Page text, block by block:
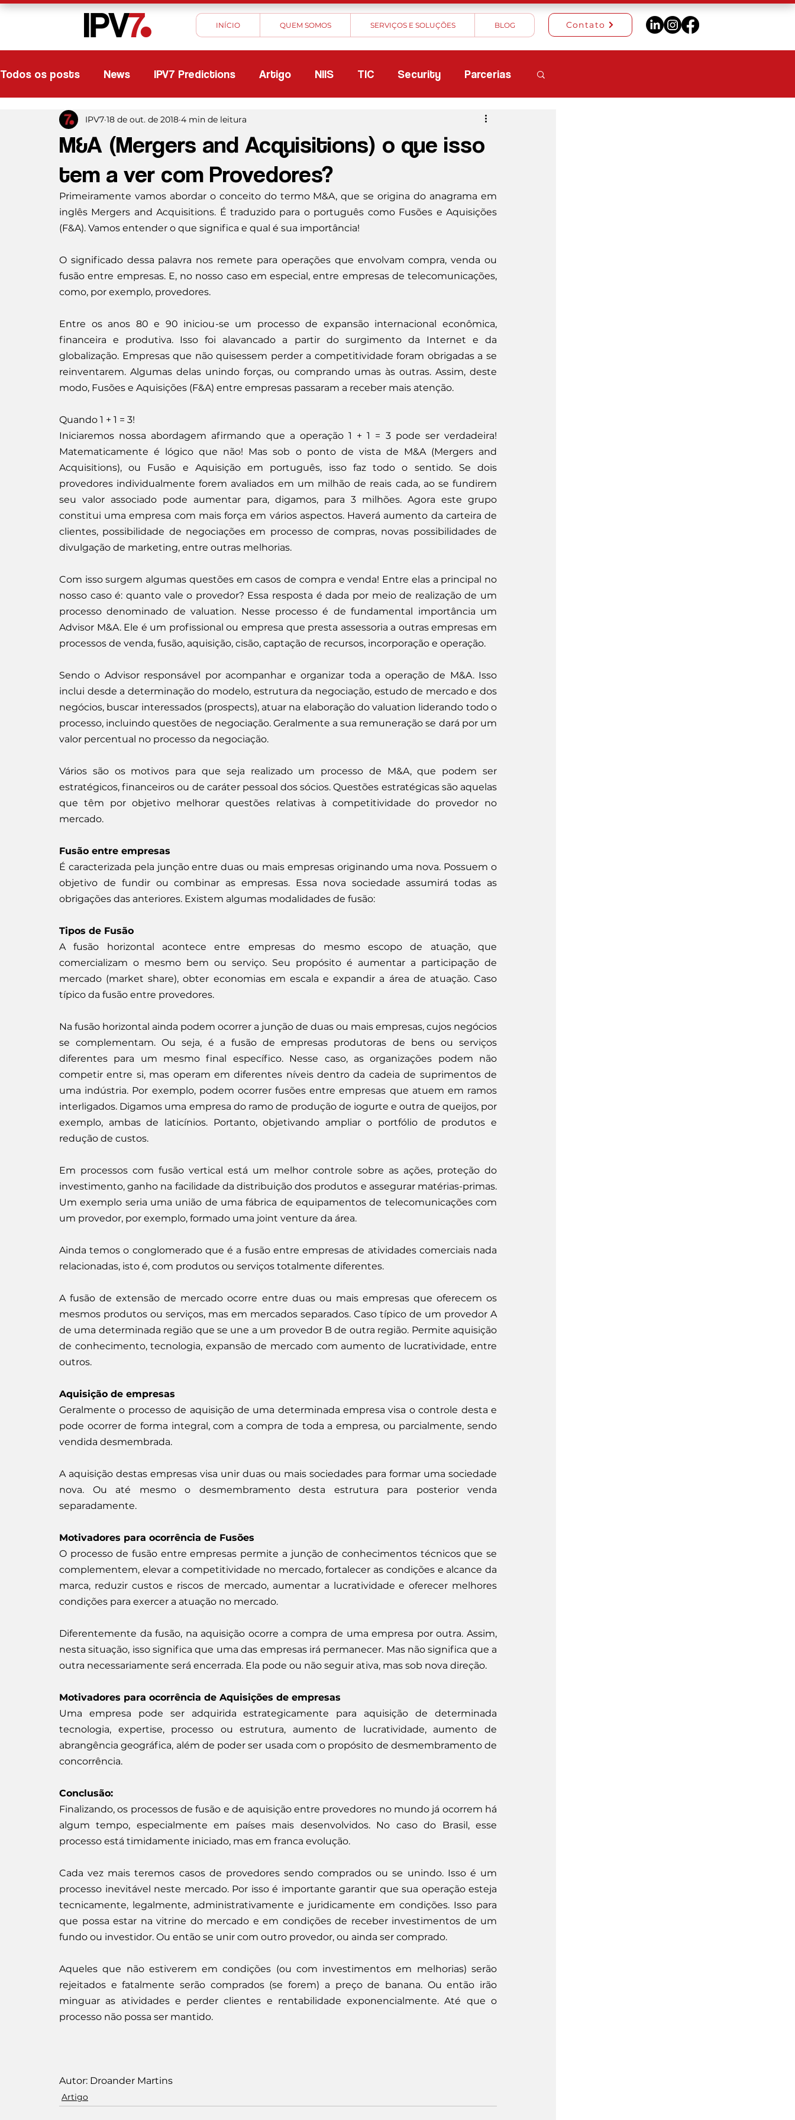
INÍCIO QUEM SOMOS SERVIÇOS E SOLUÇÕES BLOG Contato
Todos os posts News IPV7 Predictions Artigo NIIS TIC Security Parcerias
M&A (Mergers and Acquisitions) o que isso
tem a ver com Provedores?
IPV7 18 de out. de 2018 4 min de leitura
Primeiramente vamos abordar o conceito do termo M&A, que se origina do anagrama em
inglês Mergers and Acquisitions. É traduzido para o português como Fusões e Aquisições
(F&A). Vamos entender o que significa e qual é sua importância!
O significado dessa palavra nos remete para operações que envolvam compra, venda ou
fusão entre empresas. E, no nosso caso em especial, entre empresas de telecomunicações,
como, por exemplo, provedores.
Entre os anos 80 e 90 iniciou-se um processo de expansão internacional econômica,
financeira e produtiva. Isso foi alavancado a partir do surgimento da Internet e da
globalização. Empresas que não quisessem perder a competitividade foram obrigadas a se
reinventarem. Algumas delas unindo forças, ou comprando umas às outras. Assim, deste
modo, Fusões e Aquisições (F&A) entre empresas passaram a receber mais atenção.
Quando 1 + 1 = 3!
Iniciaremos nossa abordagem afirmando que a operação 1 + 1 = 3 pode ser verdadeira!
Matematicamente é lógico que não! Mas sob o ponto de vista de M&A (Mergers and
Acquisitions), ou Fusão e Aquisição em português, isso faz todo o sentido. Se dois
provedores individualmente forem avaliados em um milhão de reais cada, ao se fundirem
seu valor associado pode aumentar para, digamos, para 3 milhões. Agora este grupo
constitui uma empresa com mais força em vários aspectos. Haverá aumento da carteira de
clientes, possibilidade de negociações em processo de compras, novas possibilidades de
divulgação de marketing, entre outras melhorias.
Com isso surgem algumas questões em casos de compra e venda! Entre elas a principal no
nosso caso é: quanto vale o provedor? Essa resposta é dada por meio de realização de um
processo denominado de valuation. Nesse processo é de fundamental importância um
Advisor M&A. Ele é um profissional ou empresa que presta assessoria a outras empresas em
processos de venda, fusão, aquisição, cisão, captação de recursos, incorporação e operação.
Sendo o Advisor responsável por acompanhar e organizar toda a operação de M&A. Isso
inclui desde a determinação do modelo, estrutura da negociação, estudo de mercado e dos
negócios, buscar interessados (prospects), atuar na elaboração do valuation liderando todo o
processo, incluindo questões de negociação. Geralmente a sua remuneração se dará por um
valor percentual no processo da negociação.
Vários são os motivos para que seja realizado um processo de M&A, que podem ser
estratégicos, financeiros ou de caráter pessoal dos sócios. Questões estratégicas são aquelas
que têm por objetivo melhorar questões relativas à competitividade do provedor no
mercado.
Fusão entre empresas
É caracterizada pela junção entre duas ou mais empresas originando uma nova. Possuem o
objetivo de fundir ou combinar as empresas. Essa nova sociedade assumirá todas as
obrigações das anteriores. Existem algumas modalidades de fusão:
Tipos de Fusão
A fusão horizontal acontece entre empresas do mesmo escopo de atuação, que
comercializam o mesmo bem ou serviço. Seu propósito é aumentar a participação de
mercado (market share), obter economias em escala e expandir a área de atuação. Caso
típico da fusão entre provedores.
Na fusão horizontal ainda podem ocorrer a junção de duas ou mais empresas, cujos negócios
se complementam. Ou seja, é a fusão de empresas produtoras de bens ou serviços
diferentes para um mesmo final específico. Nesse caso, as organizações podem não
competir entre si, mas operam em diferentes níveis dentro da cadeia de suprimentos de
uma indústria. Por exemplo, podem ocorrer fusões entre empresas que atuem em ramos
interligados. Digamos uma empresa do ramo de produção de iogurte e outra de queijos, por
exemplo, ambas de laticínios. Portanto, objetivando ampliar o portfólio de produtos e
redução de custos.
Em processos com fusão vertical está um melhor controle sobre as ações, proteção do
investimento, ganho na facilidade da distribuição dos produtos e assegurar matérias-primas.
Um exemplo seria uma união de uma fábrica de equipamentos de telecomunicações com
um provedor, por exemplo, formado uma joint venture da área.
Ainda temos o conglomerado que é a fusão entre empresas de atividades comerciais nada
relacionadas, isto é, com produtos ou serviços totalmente diferentes.
A fusão de extensão de mercado ocorre entre duas ou mais empresas que oferecem os
mesmos produtos ou serviços, mas em mercados separados. Caso típico de um provedor A
de uma determinada região que se une a um provedor B de outra região. Permite aquisição
de conhecimento, tecnologia, expansão de mercado com aumento de lucratividade, entre
outros.
Aquisição de empresas
Geralmente o processo de aquisição de uma determinada empresa visa o controle desta e
pode ocorrer de forma integral, com a compra de toda a empresa, ou parcialmente, sendo
vendida desmembrada.
A aquisição destas empresas visa unir duas ou mais sociedades para formar uma sociedade
nova. Ou até mesmo o desmembramento desta estrutura para posterior venda
separadamente.
Motivadores para ocorrência de Fusões
O processo de fusão entre empresas permite a junção de conhecimentos técnicos que se
complementem, elevar a competitividade no mercado, fortalecer as condições e alcance da
marca, reduzir custos e riscos de mercado, aumentar a lucratividade e oferecer melhores
condições para exercer a atuação no mercado.
Diferentemente da fusão, na aquisição ocorre a compra de uma empresa por outra. Assim,
nesta situação, isso significa que uma das empresas irá permanecer. Mas não significa que a
outra necessariamente será encerrada. Ela pode ou não seguir ativa, mas sob nova direção.
Motivadores para ocorrência de Aquisições de empresas
Uma empresa pode ser adquirida estrategicamente para aquisição de determinada
tecnologia, expertise, processo ou estrutura, aumento de lucratividade, aumento de
abrangência geográfica, além de poder ser usada com o propósito de desmembramento de
concorrência.
Conclusão:
Finalizando, os processos de fusão e de aquisição entre provedores no mundo já ocorrem há
algum tempo, especialmente em países mais desenvolvidos. No caso do Brasil, esse
processo está timidamente iniciado, mas em franca evolução.
Cada vez mais teremos casos de provedores sendo comprados ou se unindo. Isso é um
processo inevitável neste mercado. Por isso é importante garantir que sua operação esteja
tecnicamente, legalmente, administrativamente e juridicamente em condições. Isso para
que possa estar na vitrine do mercado e em condições de receber investimentos de um
fundo ou investidor. Ou então se unir com outro provedor, ou ainda ser comprado.
Aqueles que não estiverem em condições (ou com investimentos em melhorias) serão
rejeitados e fatalmente serão comprados (se forem) a preço de banana. Ou então irão
minguar as atividades e perder clientes e rentabilidade exponencialmente. Até que o
processo não possa ser mantido.
Autor: Droander Martins
Artigo